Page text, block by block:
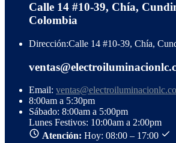
Calle 14 #10-39, Chía,
Colombia
Dirección:Calle 14 #10-39, Chía,
Email:
8:00am a 5:30pm
Sábado: 8:00am a 5:00pm
Lunes Festivos: 10:00am a 2:00pm
Atención: Hoy: 08:00 – 17:00